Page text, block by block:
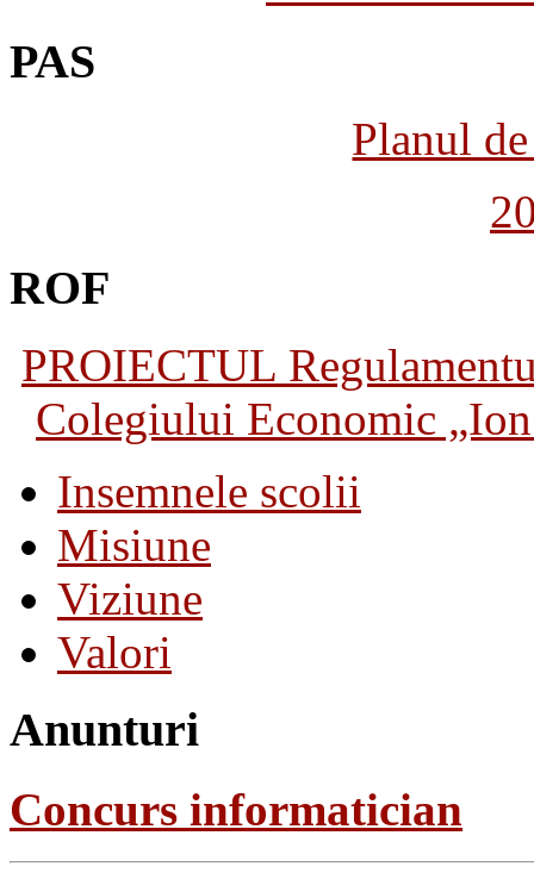
PAS
Planul
ROF
PROIECTUL
Colegiului Economic
Insemnele scolii
Misiune
Viziune
Valori
Anunturi
Concurs informatician